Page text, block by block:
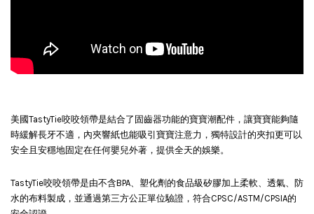
美國TastyTie咬咬領帶是結合了固齒器功能的寶寶潮配件，讓寶寶能夠隨
時緩解長牙不適，內夾響紙也能吸引寶寶注意力，獨特設計的夾扣更可以
安全且安穩地固定在任何嬰兒外著，提供全天的娛樂。
TastyTie咬咬領帶是由不含BPA、塑化劑的食品級矽膠加上柔軟、透氣、防
水的布料製成，並通過第三方公正單位驗證，符合CPSC/ASTM/CPSIA的